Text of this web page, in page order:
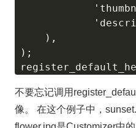
    ),
);
不要忘记调用
像。 在这个例子中，